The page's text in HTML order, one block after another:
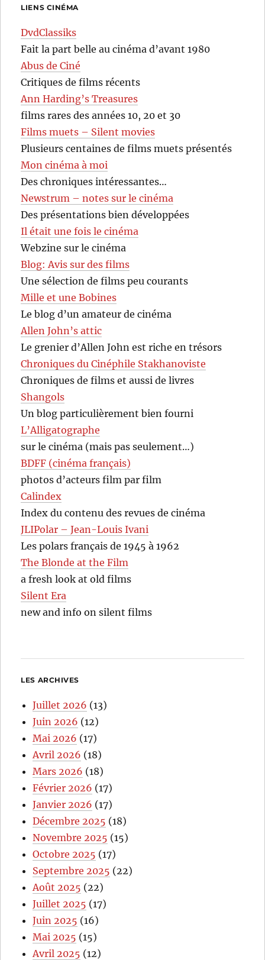
LIENS CINÉMA
DvdClassiks
Fait la part belle au cinéma d’avant 1980
Abus de Ciné
Critiques de films récents
Ann Harding’s Treasures
films rares des années 10, 20 et 30
Films muets – Silent movies
Plusieurs centaines de films muets présentés
Mon cinéma à moi
Des chroniques intéressantes…
Newstrum – notes sur le cinéma
Des présentations bien développées
Il était une fois le cinéma
Webzine sur le cinéma
Blog: Avis sur des films
Une sélection de films peu courants
Mille et une Bobines
Le blog d’un amateur de cinéma
Allen John’s attic
Le grenier d’Allen John est riche en trésors
Chroniques du Cinéphile Stakhanoviste
Chroniques de films et aussi de livres
Shangols
Un blog particulièrement bien fourni
L’Alligatographe
sur le cinéma (mais pas seulement…)
BDFF (cinéma français)
photos d’acteurs film par film
Calindex
Index du contenu des revues de cinéma
JLIPolar – Jean-Louis Ivani
Les polars français de 1945 à 1962
The Blonde at the Film
a fresh look at old films
Silent Era
new and info on silent films
LES ARCHIVES
Juillet 2026 (13)
Juin 2026 (12)
Mai 2026 (17)
Avril 2026 (18)
Mars 2026 (18)
Février 2026 (17)
Janvier 2026 (17)
Décembre 2025 (18)
Novembre 2025 (15)
Octobre 2025 (17)
Septembre 2025 (22)
Août 2025 (22)
Juillet 2025 (17)
Juin 2025 (16)
Mai 2025 (15)
Avril 2025 (12)